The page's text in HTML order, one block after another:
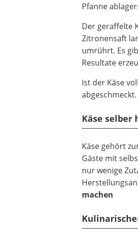
Pfanne
Der geraffelte
Zitronensaft
umrührt. Es
Resultate
Ist der Käse
Käse selber
Käse gehört
Gäste mit
nur wenige
machen